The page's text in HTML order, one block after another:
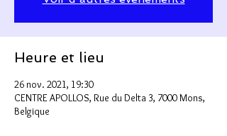
Heure et lieu
26 nov. 2021, 19:30
CENTRE APOLLOS, Rue du Delta 3, 7000 Mons,
Belgique